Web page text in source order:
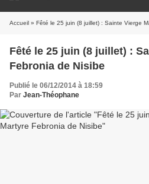
Accueil » Fêté le 25 juin (8 juillet) : Sainte Vierge
Fêté le 25 juin (8 juillet) :
Febronia de Nisibe
Publié le 06/12/2014 à 18:59
Par Jean-Théophane